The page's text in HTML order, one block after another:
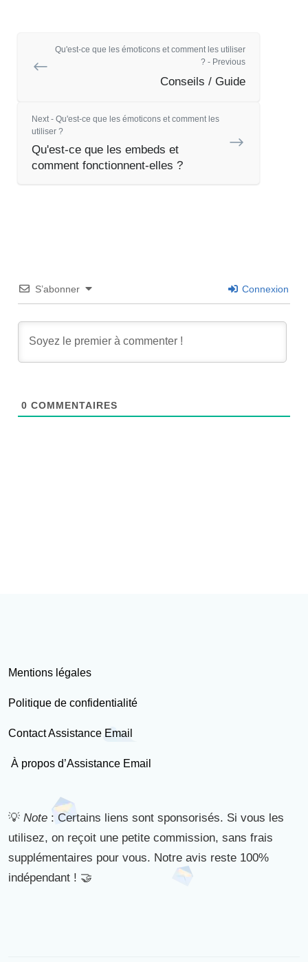
Qu'est-ce que les émoticons et comment les utiliser
? - Previous
Conseils / Guide
Next - Qu'est-ce que les émoticons et comment les
utiliser ?
Qu'est-ce que les embeds et
comment fonctionnent-elles ?
S’abonner Connexion
0 COMMENTAIRES
Mentions légales
Politique de confidentialité
Contact Assistance Email
À propos d’Assistance Email
💡 Note : Certains liens sont sponsorisés. Si vous les
utilisez, on reçoit une petite commission, sans frais
supplémentaires pour vous. Notre avis reste 100%
indépendant ! 🤝